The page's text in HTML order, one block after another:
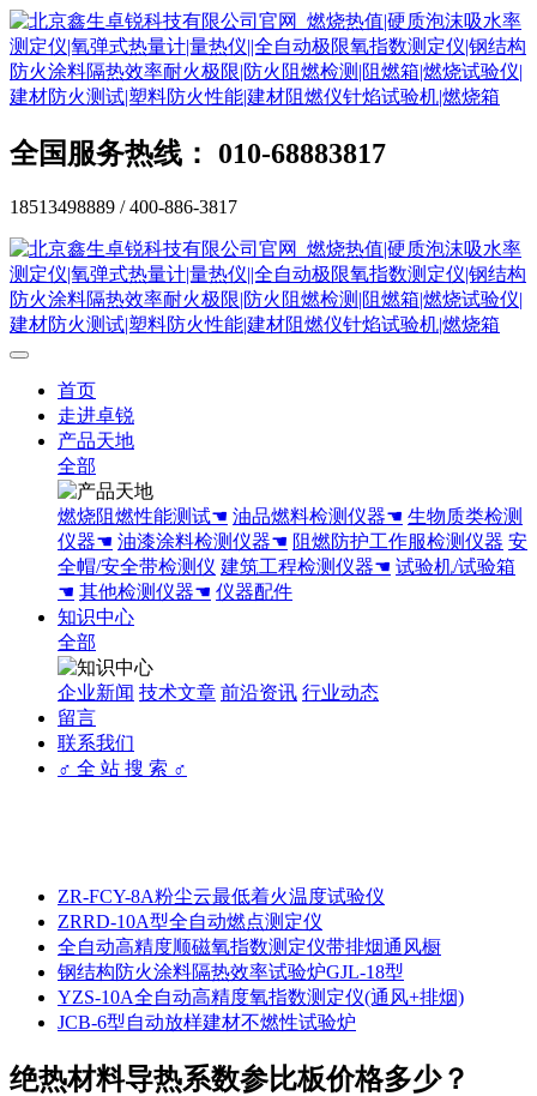
全国服务热线： 010-68883817
18513498889 / 400-886-3817
首页
走进卓锐
产品天地
全部
燃烧阻燃性能测试☚ 油品燃料检测仪器☚ 生物质类检测
仪器☚ 油漆涂料检测仪器☚ 阻燃防护工作服检测仪器 安
全帽/安全带检测仪 建筑工程检测仪器☚ 试验机/试验箱
☚ 其他检测仪器☚ 仪器配件
知识中心
全部
企业新闻 技术文章 前沿资讯 行业动态
留言
联系我们
♂ 全 站 搜 索 ♂
ZR-FCY-8A粉尘云最低着火温度试验仪
ZRRD-10A型全自动燃点测定仪
全自动高精度顺磁氧指数测定仪带排烟通风橱
钢结构防火涂料隔热效率试验炉GJL-18型
YZS-10A全自动高精度氧指数测定仪(通风+排烟)
JCB-6型自动放样建材不燃性试验炉
绝热材料导热系数参比板价格多少？